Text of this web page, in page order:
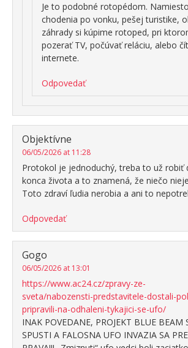
Je to podobné rotopédom. Namiesto
chodenia po vonku, pešej turistike,
záhrady si kúpime rotoped, pri
pozerať TV, počúvať reláciu, alebo
internete.
Odpovedať
Objektívne
06/05/2026 at 11:28
Protokol je jednoduchý, treba to už robiť
konca života a to znamená, že niečo
Toto zdraví ľudia nerobia a ani to
Odpovedať
Gogo
06/05/2026 at 13:01
https://www.ac24.cz/zpravy-ze-
sveta/nabozensti-predstavitele-dostali-
pripravili-na-odhaleni-tykajici-se-ufo/
INAK POVEDANE, PROJEKT BLUE BEAM
SPUSTI A FALOSNA UFO INVAZIA SA